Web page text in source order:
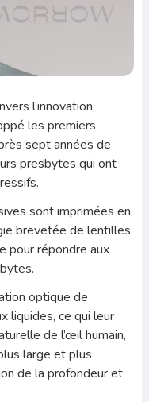
l’innovation,
les premiers
sept années de
presbytes qui ont
sont imprimées en
brevetée de lentilles
pour répondre aux
optique de
liquides, ce qui leur
de l’œil humain,
large et plus
de la profondeur et